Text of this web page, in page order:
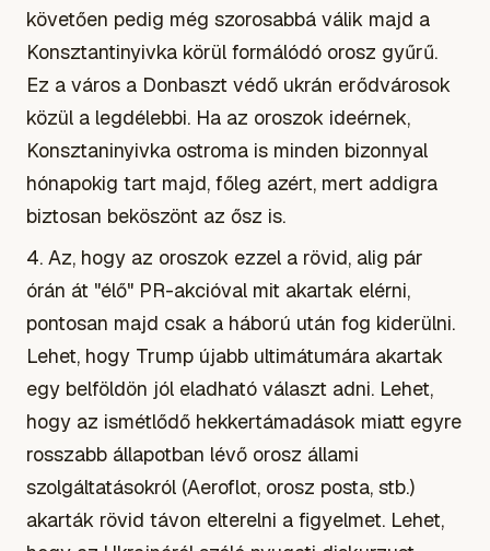
követően pedig még szorosabbá válik majd a
Konsztantinyivka körül formálódó orosz gyűrű.
Ez a város a Donbaszt védő ukrán erődvárosok
közül a legdélebbi. Ha az oroszok ideérnek,
Konsztaninyivka ostroma is minden bizonnyal
hónapokig tart majd, főleg azért, mert addigra
biztosan beköszönt az ősz is.
4. Az, hogy az oroszok ezzel a rövid, alig pár
órán át "élő" PR-akcióval mit akartak elérni,
pontosan majd csak a háború után fog kiderülni.
Lehet, hogy Trump újabb ultimátumára akartak
egy belföldön jól eladható választ adni. Lehet,
hogy az ismétlődő hekkertámadások miatt egyre
rosszabb állapotban lévő orosz állami
szolgáltatásokról (Aeroflot, orosz posta, stb.)
akarták rövid távon elterelni a figyelmet. Lehet,